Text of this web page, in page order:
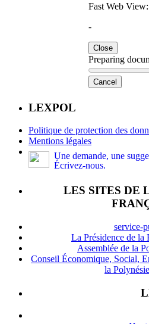
Fast Web View:
-
Close
Preparing
Cancel
LEXPOL
Politique de protection des
Mentions légales
Une demande, une
Écrivez-nous.
LES SITES DE
service-
La Présidence de la
Assemblée de la
Conseil Économique, Social,
la